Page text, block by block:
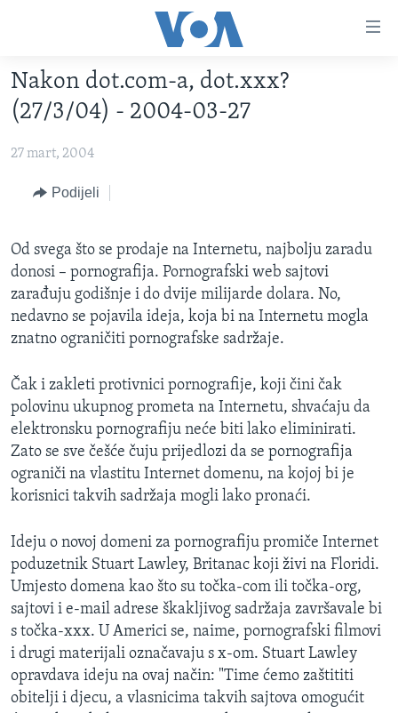
glavni
sadržaj
Pređi
na
navigaciju
na
pretragu
TV PROGRAM
VIDEO
FOTOGRAFIJE DANA
VIJESTI
BOSNA I HERCEGOVINA
SVIJET
SPECIJALNI PROJEKTI
KORUPCIJA
SLOBODA MEDIJA
ŽENSKA STRANA
IZBJEGLIČKA STRANA
MAGAZIN
O GLASU AMERIKE
Learning English
PRATITE NAS
Jezici
Nakon dot.com-a, dot.xxx?
(27/3/04) - 2004-03-27
27 mart, 2004
Podijeli
Od svega što se prodaje na Internetu, najbolju zaradu
donosi – pornografija. Pornografski web sajtovi
zarađuju godišnje i do dvije milijarde dolara. No,
nedavno se pojavila ideja, koja bi na Internetu mogla
znatno ograničiti pornografske sadržaje.
Čak i zakleti protivnici pornografije, koji čini čak
polovinu ukupnog prometa na Internetu, shvaćaju da
elektronsku pornografiju neće biti lako eliminirati.
Zato se sve češće čuju prijedlozi da se pornografija
ograniči na vlastitu Internet domenu, na kojoj bi je
korisnici takvih sadržaja mogli lako pronaći.
Ideju o novoj domeni za pornografiju promiče Internet
poduzetnik Stuart Lawley, Britanac koji živi na Floridi.
Umjesto domena kao što su točka-com ili točka-org,
sajtovi i e-mail adrese škakljivog sadržaja završavale bi
s točka-xxx. U Americi se, naime, pornografski filmovi
i drugi materijali označavaju s x-om. Stuart Lawley
opravdava ideju na ovaj način: "Time ćemo zaštititi
obitelji i djecu, a vlasnicima takvih sajtova omogućit